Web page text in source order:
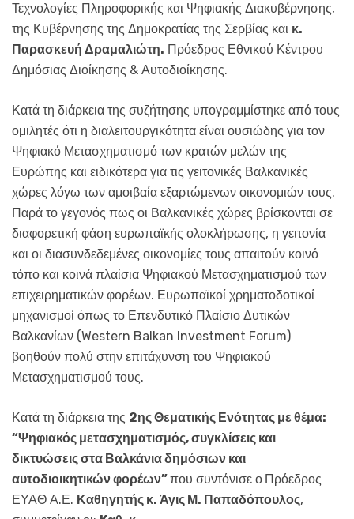
Τεχνολογίες Πληροφορικής και Ψηφιακής Διακυβέρνησης,
της Κυβέρνησης της Δημοκρατίας της Σερβίας και κ.
Παρασκευή Δραμαλιώτη. Πρόεδρος Εθνικού Κέντρου
Δημόσιας Διοίκησης & Αυτοδιοίκησης.
Κατά τη διάρκεια της συζήτησης υπογραμμίστηκε από τους
ομιλητές ότι η διαλειτουργικότητα είναι ουσιώδης για τον
Ψηφιακό Μετασχηματισμό των κρατών μελών της
Ευρώπης και ειδικότερα για τις γειτονικές Βαλκανικές
χώρες λόγω των αμοιβαία εξαρτώμενων οικονομιών τους.
Παρά το γεγονός πως οι Βαλκανικές χώρες βρίσκονται σε
διαφορετική φάση ευρωπαϊκής ολοκλήρωσης, η γειτονία
και οι διασυνδεδεμένες οικονομίες τους απαιτούν κοινό
τόπο και κοινά πλαίσια Ψηφιακού Μετασχηματισμού των
επιχειρηματικών φορέων. Ευρωπαϊκοί χρηματοδοτικοί
μηχανισμοί όπως το Επενδυτικό Πλαίσιο Δυτικών
Βαλκανίων (Western Balkan Investment Forum)
βοηθούν πολύ στην επιτάχυνση του Ψηφιακού
Μετασχηματισμού τους.
Κατά τη διάρκεια της 2ης Θεματικής Ενότητας με θέμα:
“Ψηφιακός μετασχηματισμός, συγκλίσεις και
δικτυώσεις στα Βαλκάνια δημόσιων και
αυτοδιοικητικών φορέων”που συντόνισε ο Πρόεδρος
ΕΥΑΘ Α.Ε. Καθηγητής κ. Άγις Μ. Παπαδόπουλος,